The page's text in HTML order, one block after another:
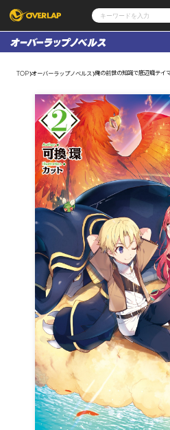
コミックガルド
コミッククリエ
その他
コミックエッセイ
ポケットモンスター
アニメ
ゲーム
企業
会社概要
採用情報
アクセス
オーバーラップホールディングス
オーバーラッ
オーバーラップ
オーバーラップ
ロサージュノ
コミックガル
TOP オーバーラップノベルス 俺の前世の知識で底辺職テイ